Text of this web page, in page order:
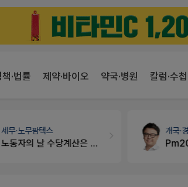
·법률 제약·바이오 약국·병원 칼럼·수첩
팜텍스
노동자의 날 수당계산은 어떻게 되나요
개국·경영 휴베이
Pm2000쓰